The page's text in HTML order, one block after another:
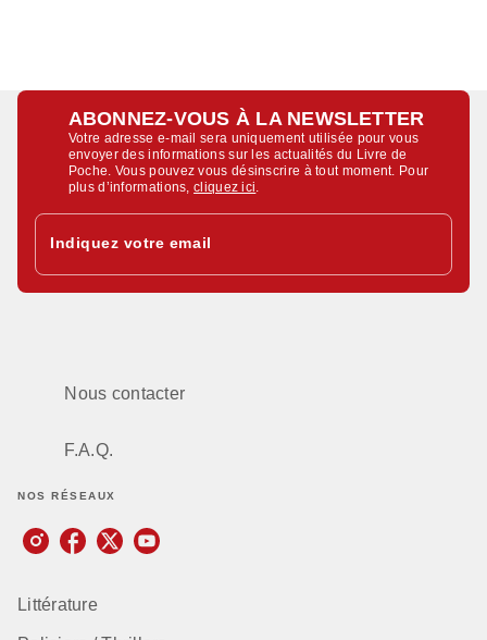
ABONNEZ-VOUS À LA NEWSLETTER
Votre adresse e-mail sera uniquement utilisée pour vous
envoyer des informations sur les actualités du Livre de
Poche. Vous pouvez vous désinscrire à tout moment. Pour
plus d’informations,cliquez ici
Indiquez votre email
Nous contacter
F.A.Q.
NOS RÉSEAUX
Littérature